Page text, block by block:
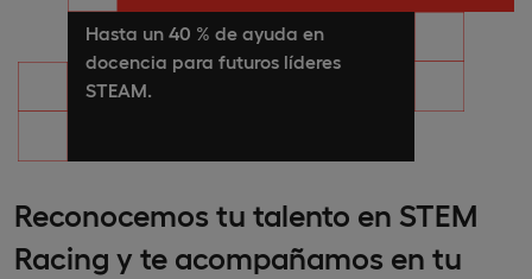
Hasta un 40 % de ayuda en
docencia para futuros líderes
STEAM.
Reconocemos tu talento en STEM
Racing y te acompañamos en tu